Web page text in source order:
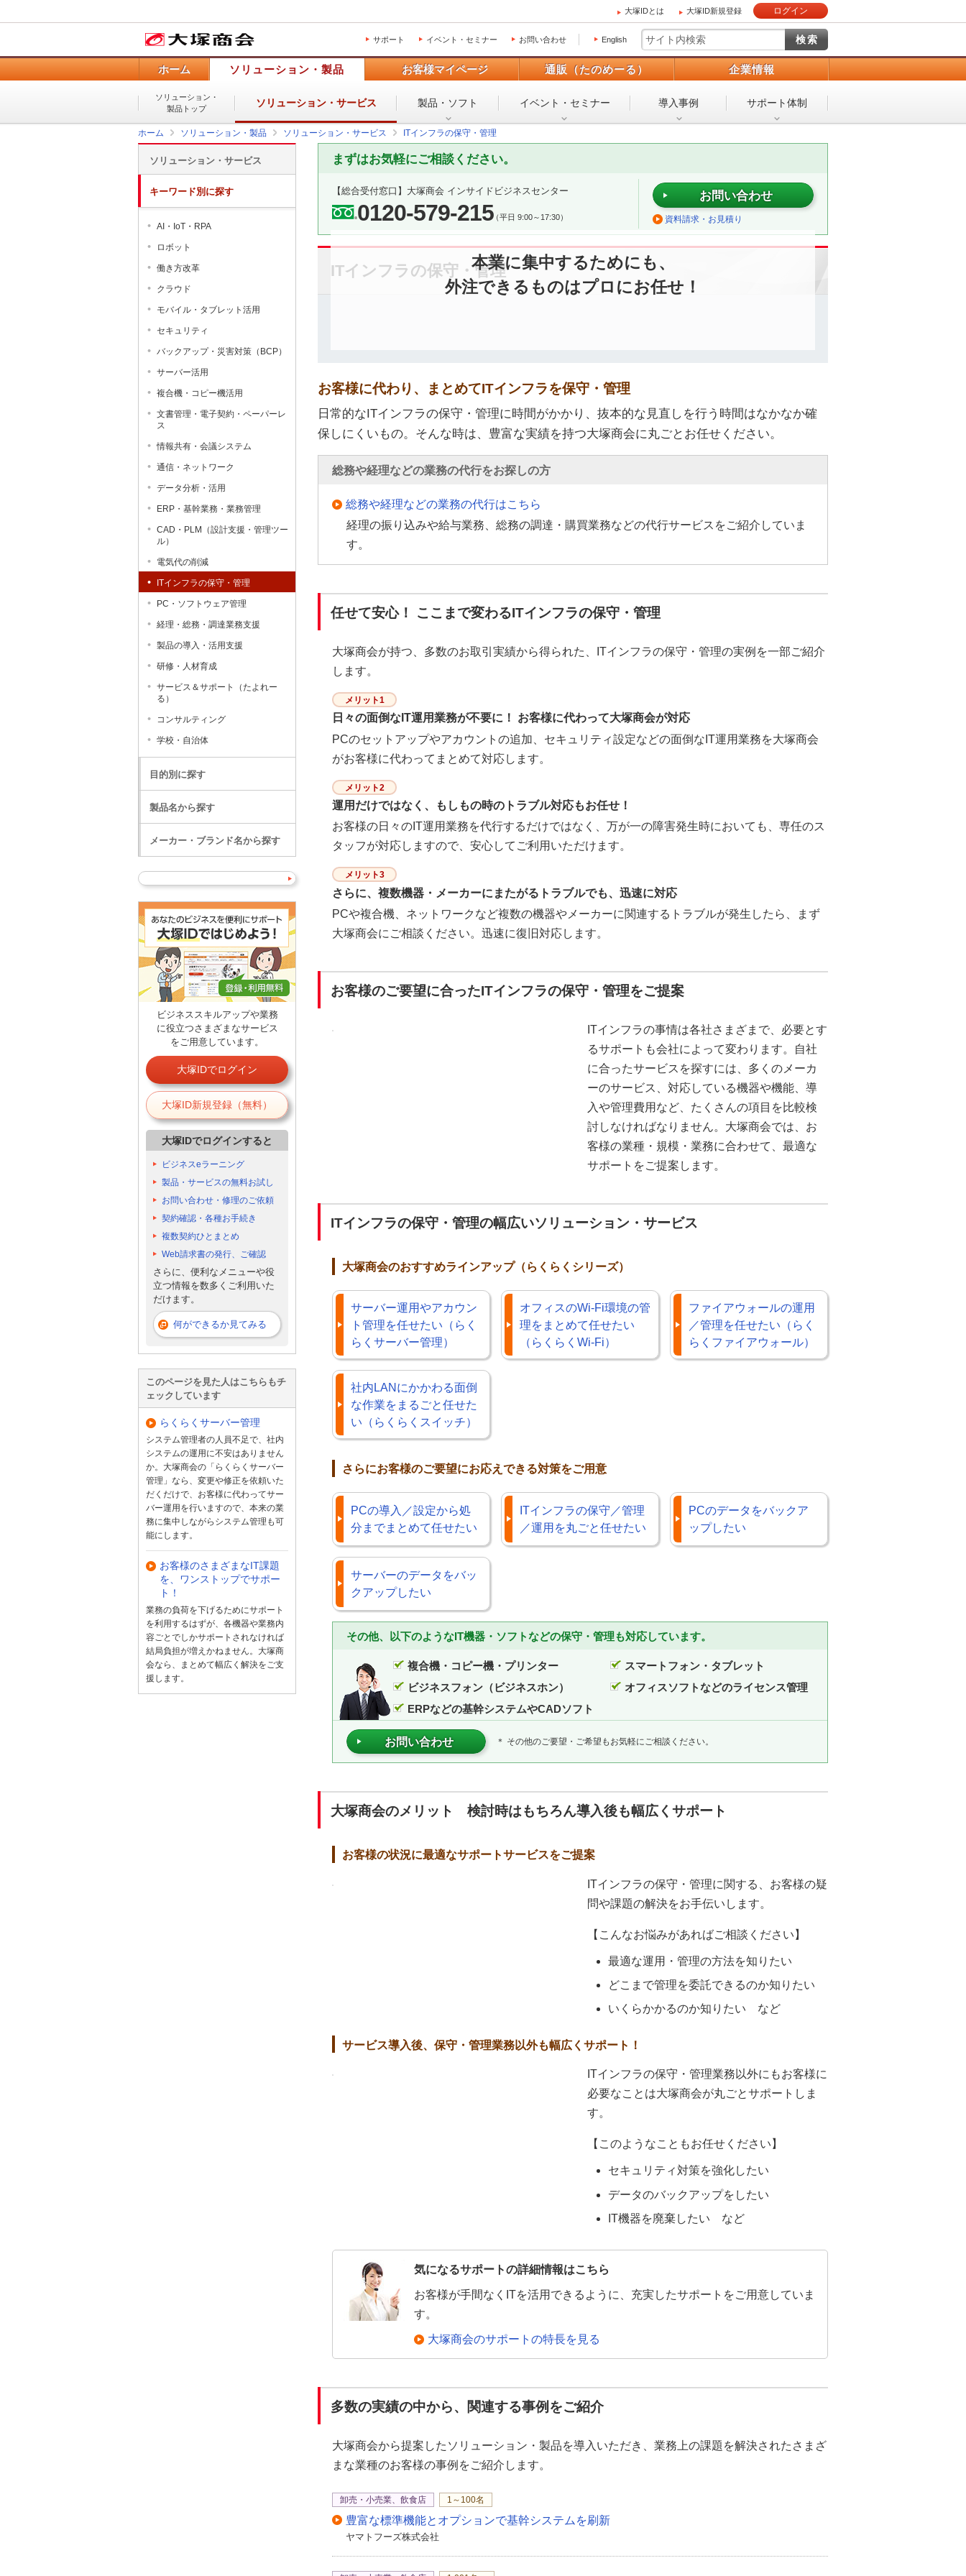
大塚IDとは 大塚ID新規登録 ログイン
サポート イベント・セミナー お問い合わせ English
ホーム ソリューション・製品 お客様マイページ 通販（たのめーる） 企業情報
ソリューション・
製品トップ
ソリューション・ サービス 製品・ソフト イベント・ セミナー 導入事例 サポート体制
ホーム ソリューション・製品 ソリューション・サービス ITインフラの保守・管理
まずはお気軽にご相談ください。
【総合受付窓口】 大塚商会 インサイドビジネスセンター
0120-579-215（平日 9:00～17:30）
お問い合わせ
資料請求・お見積り
ITインフラの保守・管理本業に集中するためにも、
外注できるものはプロにお任せ！
お客様に代わり、まとめてITインフラを保守・管理
日常的なITインフラの保守・管理に時間がかかり、抜本的な見直しを行う時間はなかなか確
保しにくいもの。そんな時は、豊富な実績を持つ大塚商会に丸ごとお任せください。
総務や経理などの業務の代行をお探しの方
総務や経理などの業務の代行はこちら
経理の振り込みや給与業務、総務の調達・購買業務などの代行サービスをご紹介していま
す。
任せて安心！ ここまで変わるITインフラの保守・管理
大塚商会が持つ、多数のお取引実績から得られた、ITインフラの保守・管理の実例を一部ご紹介
します。
メリット1
日々の面倒なIT運用業務が不要に！ お客様に代わって大塚商会が対応
PCのセットアップやアカウントの追加、セキュリティ設定などの面倒なIT運用業務を大塚商会
がお客様に代わってまとめて対応します。
メリット2
運用だけではなく、もしもの時のトラブル対応もお任せ！
お客様の日々のIT運用業務を代行するだけではなく、万が一の障害発生時においても、専任のス
タッフが対応しますので、安心してご利用いただけます。
メリット3
さらに、複数機器・メーカーにまたがるトラブルでも、迅速に対応
PCや複合機、ネットワークなど複数の機器やメーカーに関連するトラブルが発生したら、まず
大塚商会にご相談ください。迅速に復旧対応します。
お客様のご要望に合ったITインフラの保守・管理をご提案
ITインフラの事情は各社さまざまで、必要とす
るサポートも会社によって変わります。自社
に合ったサービスを探すには、多くのメーカ
ーのサービス、対応している機器や機能、導
入や管理費用など、たくさんの項目を比較検
討しなければなりません。大塚商会では、お
客様の業種・規模・業務に合わせて、最適な
サポートをご提案します。
ITインフラの保守・管理の幅広いソリューション・サービス
大塚商会のおすすめラインアップ（らくらくシリーズ）
サーバー運用やアカウン
ト管理を任せたい（らく
らくサーバー管理）
オフィスのWi-Fi環境の管
理をまとめて任せたい
（らくらくWi-Fi）
ファイアウォールの運用
／管理を任せたい（らく
らくファイアウォール）
社内LANにかかわる面倒
な作業をまるごと任せた
い（らくらくスイッチ）
さらにお客様のご要望にお応えできる対策をご用意
PCの導入／設定から処
分までまとめて任せたい
ITインフラの保守／管理
／運用を丸ごと任せたい
PCのデータをバックア
ップしたい
サーバーのデータをバッ
クアップしたい
その他、以下のようなIT機器・ソフトなどの保守・管理も対応しています。
複合機・コピー機・プリンター
スマートフォン・タブレット
ビジネスフォン（ビジネスホン）
オフィスソフトなどのライセンス管理
ERPなどの基幹システムやCADソフト
お問い合わせ ＊ その他のご要望・ご希望もお気軽にご相談ください。
大塚商会のメリット 検討時はもちろん導入後も幅広くサポート
お客様の状況に最適なサポートサービスをご提案
ITインフラの保守・管理に関する、お客様の疑
問や課題の解決をお手伝いします。
【こんなお悩みがあればご相談ください】
最適な運用・管理の方法を知りたい
どこまで管理を委託できるのか知りたい
いくらかかるのか知りたい など
サービス導入後、保守・管理業務以外も幅広くサポート！
ITインフラの保守・管理業務以外にもお客様に
必要なことは大塚商会が丸ごとサポートしま
す。
【このようなこともお任せください】
セキュリティ対策を強化したい
データのバックアップをしたい
IT機器を廃棄したい など
気になるサポートの詳細情報はこちら
お客様が手間なくITを活用できるように、充実したサポートをご用意していま
す。
大塚商会のサポートの特長を見る
多数の実績の中から、関連する事例をご紹介
大塚商会から提案したソリューション・製品を導入いただき、業務上の課題を解決されたさまざ
まな業種のお客様の事例をご紹介します。
卸売・小売業、飲食店 1～100名
豊富な標準機能とオプションで基幹システムを刷新
ヤマトフーズ株式会社
ソリューション・サービス
キーワード別に探す
AI・IoT・RPA
ロボット
働き方改革
クラウド
モバイル・タブレット活用
セキュリティ
バックアップ・災害対策（BCP）
サーバー活用
複合機・コピー機活用
文書管理・電子契約・ペーパーレ
ス
情報共有・会議システム
通信・ネットワーク
データ分析・活用
ERP・基幹業務・業務管理
CAD・PLM（設計支援・管理ツー
ル）
電気代の削減
ITインフラの保守・管理
PC・ソフトウェア管理
経理・総務・調達業務支援
製品の導入・活用支援
研修・人材育成
サービス＆サポート（たよれー
る）
コンサルティング
学校・自治体
目的別に探す
製品名から探す
メーカー・ブランド名から探す
ビジネススキルアップや業務
に役立つさまざまなサービス
をご用意しています。
大塚IDでログイン
大塚ID新規登録（無料）
大塚IDでログインすると
ビジネスeラーニング
製品・サービスの無料お試し
お問い合わせ・修理のご依頼
契約確認・各種お手続き
複数契約ひとまとめ
Web請求書の発行、ご確認
さらに、便利なメニューや役
立つ情報を数多くご利用いた
だけます。
何ができるか見てみる
このページを見た人はこちらもチ
ェックしています
らくらくサーバー管理
システム管理者の人員不足で、社内
システムの運用に不安はありません
か。大塚商会の「らくらくサーバー
管理」なら、変更や修正を依頼いた
だくだけで、お客様に代わってサー
バー運用を行いますので、本来の業
務に集中しながらシステム管理も可
能にします。
お客様のさまざまなIT課題
を、ワンストップでサポー
ト！
業務の負荷を下げるためにサポート
を利用するはずが、各機器や業務内
容ごとでしかサポートされなければ
結局負担が増えかねません。大塚商
会なら、まとめて幅広く解決をご支
援します。